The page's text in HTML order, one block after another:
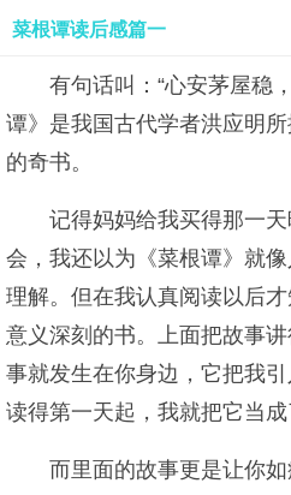
菜根谭读后感篇一
有句话叫：“心安茅屋稳
谭》是我国古代学者洪应明
的奇书。
记得妈妈给我买得那一
会，我还以为《菜根谭》就
理解。但在我认真阅读以后
意义深刻的书。上面把故事
事就发生在你身边，它把我
读得第一天起，我就把它当成
而里面的故事更是让你